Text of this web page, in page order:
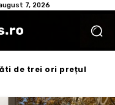
7, 2026
de trei ori prețul